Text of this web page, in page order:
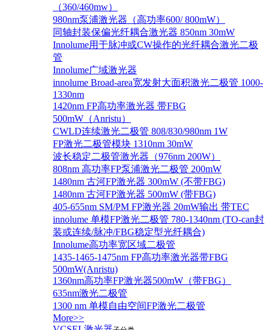
（360/460mw）
980nm泵浦激光器（高功率600/ 800mW）
同轴封装保偏光纤耦合激光器 850nm 30mW
Innolume用于脉冲或CW操作的光纤耦合激光二极
管
Innolume广域激光器
innolume Broad-area宽发射大面积激光二极管 1000-
1330nm
1420nm FP高功率激光器 带FBG
500mW（Anristu）
CWLD连续激光二极管 808/830/980nm 1W
FP激光二极管模块 1310nm 30mW
波长稳定二极管激光器（976nm 200W）
808nm 高功率FP泵浦激光二极管 200mW
1480nm 古河FP激光器 300mW (不带FBG)
1480nm 古河FP激光器 500mW (带FBG)
405-655nm SM/PM FP激光器 20mW输出 带TEC
innolume 单模FP激光二极管 780-1340nm (TO-can封
装或连续/脉冲/FBG稳定型光纤耦合)
Innolume高功率宽区域二极管
1435-1465-1475nm FP高功率激光器带FBG
500mW(Anristu)
1360nm高功率FP激光器500mW（带FBG）
635nm激光二极管
1300 nm 单模自由空间FP激光二极管
More>>